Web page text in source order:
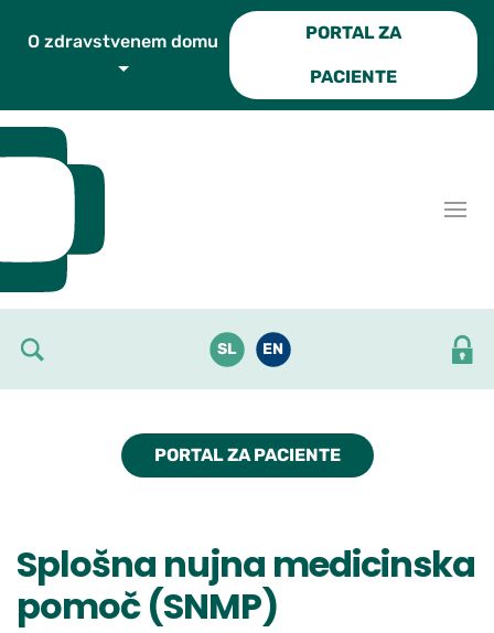
PORTAL ZA
PACIENTE
SL EN
PORTAL ZA PACIENTE
Splošna nujna medicinska
pomoč (SNMP)